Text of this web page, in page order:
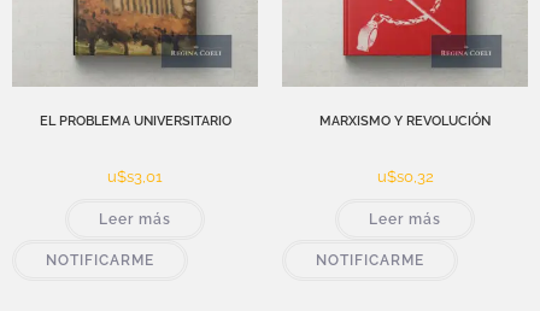
EL PROBLEMA UNIVERSITARIO
u$s3,01
Leer más
NOTIFICARME
MARXISMO Y REVOLUCIÓN
u$s0,32
Leer más
NOTIFICARME